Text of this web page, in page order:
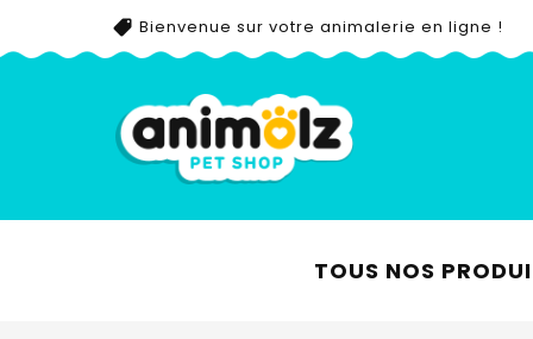
Bienvenue sur votre animalerie en ligne !
TOUS NOS